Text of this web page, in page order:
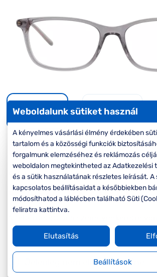
-40%
Korábbi ár: 27.000 Ft
Akciós ár: 16.200 Ft
Jelenleg nem elérhető online
Weboldalunk sütiket használ
A kényelmes vásárlási élmény érdekében
tartalom és a közösségi funkciók
forgalmunk elemzéséhez és reklámozás
weboldalon megtekintheted az Adatkezelési
és a sütik használatának részletes leírását. A
kapcsolatos beállításaidat a későbbiekben
módosíthatod a láblécben található Süti
feliratra kattintva.
Beállítások
Elutasítás